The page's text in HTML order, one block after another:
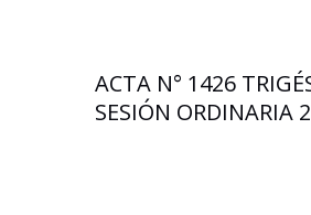
ACTA N° 1426
SESIÓN ORDINARIA